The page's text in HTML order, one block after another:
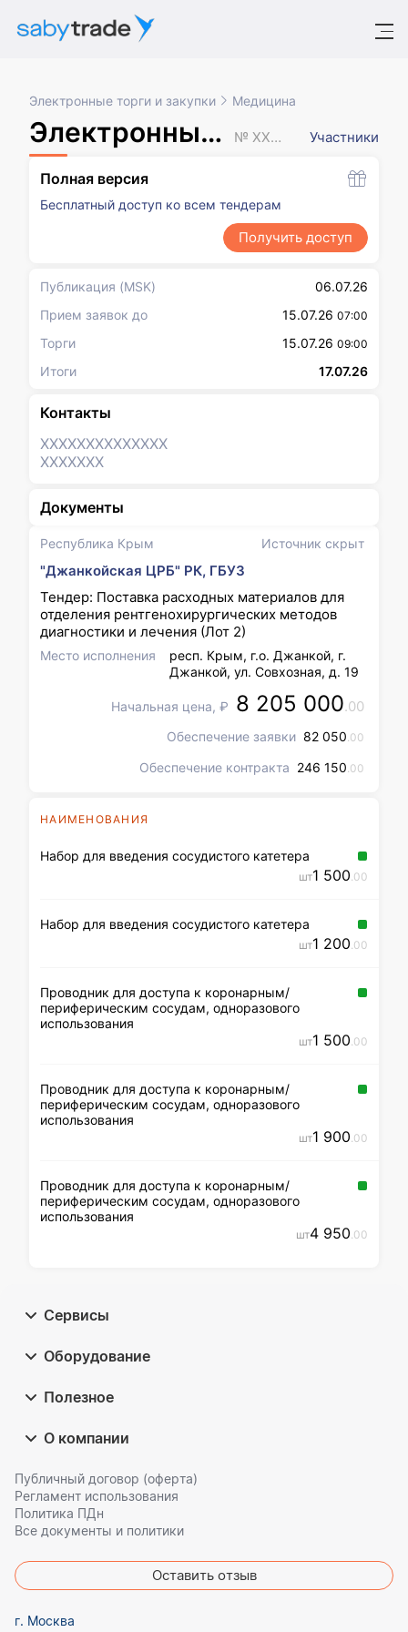
Электронные торги и закупки Медицина
Электронный аукцион № XXXXXXX Участники
Республика Крым Источник скрыт
"Джанкойская ЦРБ" РК, ГБУЗ
Тендер: Поставка расходных материалов для
отделения рентгенохирургических методов
диагностики и лечения (Лот 2)
Место исполнения
респ. Крым, г.о. Джанкой, г.
Джанкой, ул. Совхозная, д. 19
Начальная цена, ₽ 8 205 000.00
Обеспечение заявки 82 050.00
Обеспечение контракта 246 150.00
НАИМЕНОВАНИЯ
Набор для введения сосудистого катетера
шт1 500.00
Набор для введения сосудистого катетера
шт1 200.00
Проводник для доступа к коронарным/
периферическим сосудам, одноразового
использования
шт1 500.00
Проводник для доступа к коронарным/
периферическим сосудам, одноразового
использования
шт1 900.00
Проводник для доступа к коронарным/
периферическим сосудам, одноразового
использования
шт4 950.00
Полная версия
Бесплатный доступ ко всем тендерам
Получить доступ
Публикация (MSK)
06.07.26
Прием заявок до
15.07.26 07:00
Торги 15.07.26 09:00
Итоги 17.07.26
Контакты
XXXXXXXXXXXXXX
XXXXXXX
Документы
Сервисы
Оборудование
Полезное
О компании
Публичный договор (оферта)
Регламент использования
Политика ПДн
Все документы и политики
Оставить отзыв
г. Москва